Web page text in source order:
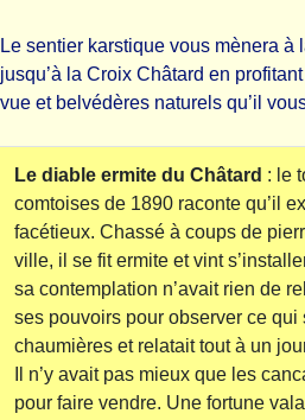
Le sentier karstique vous mènera à
jusqu’à la Croix Châtard en
vue et belvédères naturels qu’il
Le diable ermite du Châtard : le
comtoises de 1890 raconte qu’il
facétieux. Chassé à coups de
ville, il se fit ermite et vint
sa contemplation n’avait rien de
ses pouvoirs pour observer ce qui
chaumières et relatait tout à un
Il n’y avait pas mieux que les
pour faire vendre. Une fortune